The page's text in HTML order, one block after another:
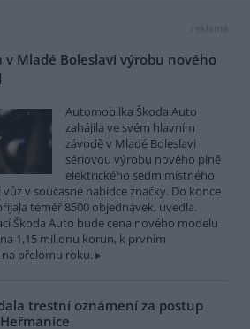
reklama
v Mladé Boleslavi výrobu nového
Automobilka Škoda Auto
zahájila ve svém hlavním
závodě v Mladé Boleslavi
sériovou výrobu nového plně
elektrického sedmimístného
vůz v současné nabídce značky. Do konce
téměř 8500 objednávek, uvedla.
Škoda Auto bude cena nového modelu
1,15 milionu korun, k prvním
přelomu roku.
trestní oznámení za postup